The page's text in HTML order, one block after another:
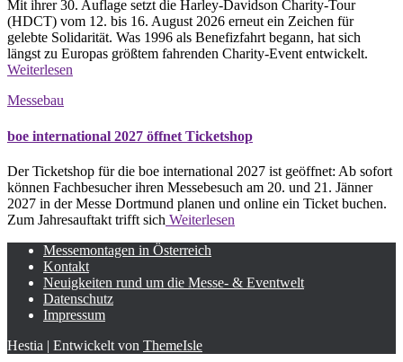
Mit ihrer 30. Auflage setzt die Harley-Davidson Charity-Tour
(HDCT) vom 12. bis 16. August 2026 erneut ein Zeichen für
gelebte Solidarität. Was 1996 als Benefizfahrt begann, hat sich
längst zu Europas größtem fahrenden Charity-Event entwickelt.
Weiterlesen
Messebau
boe international 2027 öffnet Ticketshop
Der Ticketshop für die boe international 2027 ist geöffnet: Ab sofort
können Fachbesucher ihren Messebesuch am 20. und 21. Jänner
2027 in der Messe Dortmund planen und online ein Ticket buchen.
Zum Jahresauftakt trifft sich Weiterlesen
Messemontagen in Österreich
Kontakt
Neuigkeiten rund um die Messe- & Eventwelt
Datenschutz
Impressum
Hestia | Entwickelt von ThemeIsle